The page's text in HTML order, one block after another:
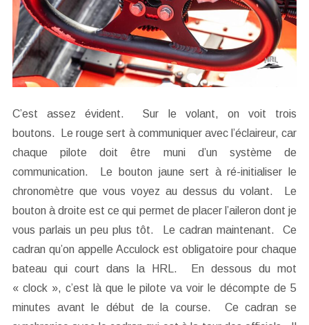
C’est assez évident. Sur le volant, on voit trois
boutons. Le rouge sert à communiquer avec l’éclaireur, car
chaque pilote doit être muni d’un système de
communication. Le bouton jaune sert à ré-initialiser le
chronomètre que vous voyez au dessus du volant. Le
bouton à droite est ce qui permet de placer l’aileron dont je
vous parlais un peu plus tôt. Le cadran maintenant. Ce
cadran qu’on appelle Acculock est obligatoire pour chaque
bateau qui court dans la HRL. En dessous du mot
« clock », c’est là que le pilote va voir le décompte de 5
minutes avant le début de la course. Ce cadran se